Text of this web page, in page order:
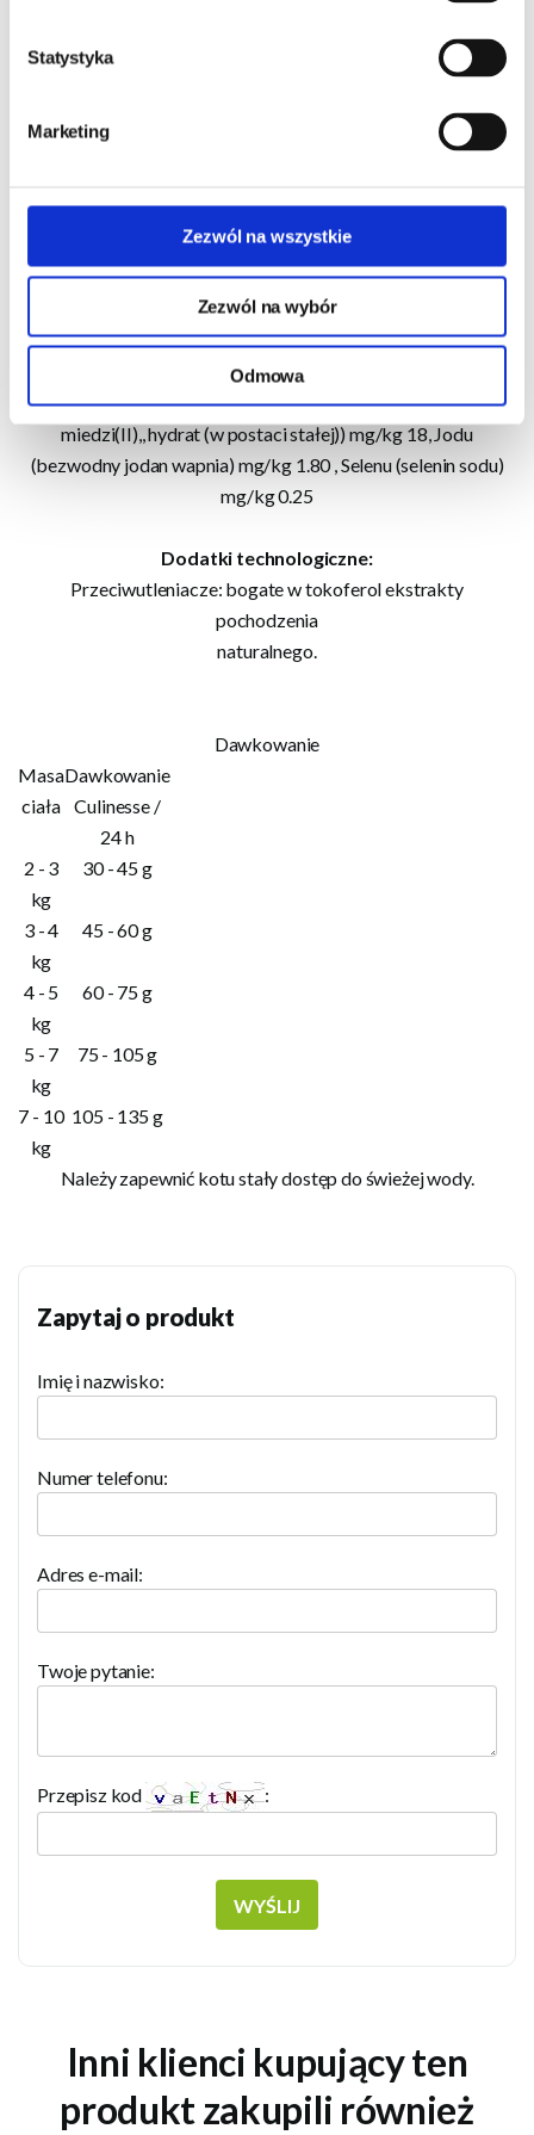
Statystyka
Marketing
Zezwól na wszystkie
Zezwól na wybór
Odmowa
Witaminy A I.E./kg 24,000, Witaminy D3 I.E./kg 1,800,
Witaminy E mg/kg 220, Witaminy B1 mg/kg 15, Witaminy B2
Dodatki dietetyczne w 1 kg:
D-pantotenianu wapnia mg/kg 50, Niacyny mg/kg 90, Kwasu
foliowego mg/kg 5, Biotyny mcg/kg 1,000, Żelaza (siarczan
żelaza (II), monohydrat) mg/kg 175, Cynku (uwodniony
glicynowy chelat, cynku (postać stała)) mg/kg 150, Manganu
(tlenek manganu(II)) mg/kg 15, Miedzi (glicynowy chelat
miedzi(II),, hydrat (w postaci stałej)) mg/kg 18, Jodu
(bezwodny jodan wapnia) mg/kg 1.80 , Selenu (selenin sodu)
mg/kg 0.25
Dodatki technologiczne:
Przeciwutleniacze: bogate w tokoferol ekstrakty
pochodzenia
naturalnego.
Dawkowanie
Masa
ciała
Dawkowanie
Culinesse /
24 h
2 - 3
kg
30 - 45 g
3 - 4
kg
45 - 60 g
4 - 5
kg
60 - 75 g
5 - 7
kg
75 - 105 g
7 - 10
kg
105 - 135 g
Należy zapewnić kotu stały dostęp do świeżej wody.
Zapytaj o produkt
Imię i nazwisko:
Numer telefonu:
Adres e-mail:
Twoje pytanie:
Przepisz kod :
WYŚLIJ
Inni klienci kupujący ten
produkt zakupili również